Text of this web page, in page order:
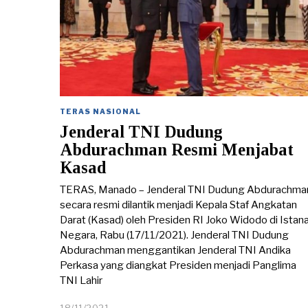
TERAS NASIONAL
Jenderal TNI Dudung
Abdurachman Resmi Menjabat
Kasad
TERAS, Manado – Jenderal TNI Dudung
secara resmi dilantik menjadi Kepala Staf Angkatan
Darat (Kasad) oleh Presiden RI Joko Widodo di
Negara, Rabu (17/11/2021). Jenderal TNI Dudung
Abdurachman menggantikan Jenderal TNI Andika
Perkasa yang diangkat Presiden menjadi Panglima
TNI Lahir